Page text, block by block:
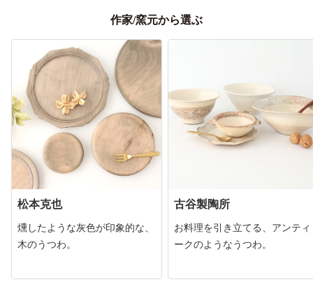
作家/窯元から選ぶ
松本克也
燻したような灰色が印象的な、
木のうつわ。
古谷製陶所
お料理を引き立てる、アンティ
ークのようなうつわ。